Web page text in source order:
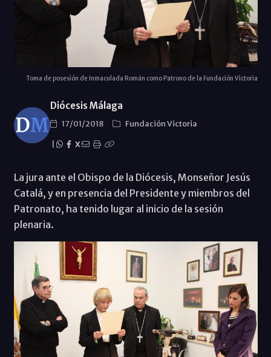
Toma de posesión de Inmaculada Román como Patrono de la Fundación Victoria
Diócesis Málaga
17/01/2018
Fundación Victoria
X
La jura ante el Obispo de la Diócesis, Monseñor Jesús
Catalá, y en presencia del Presidente y miembros del
Patronato, ha tenido lugar al inicio de la sesión
plenaria.